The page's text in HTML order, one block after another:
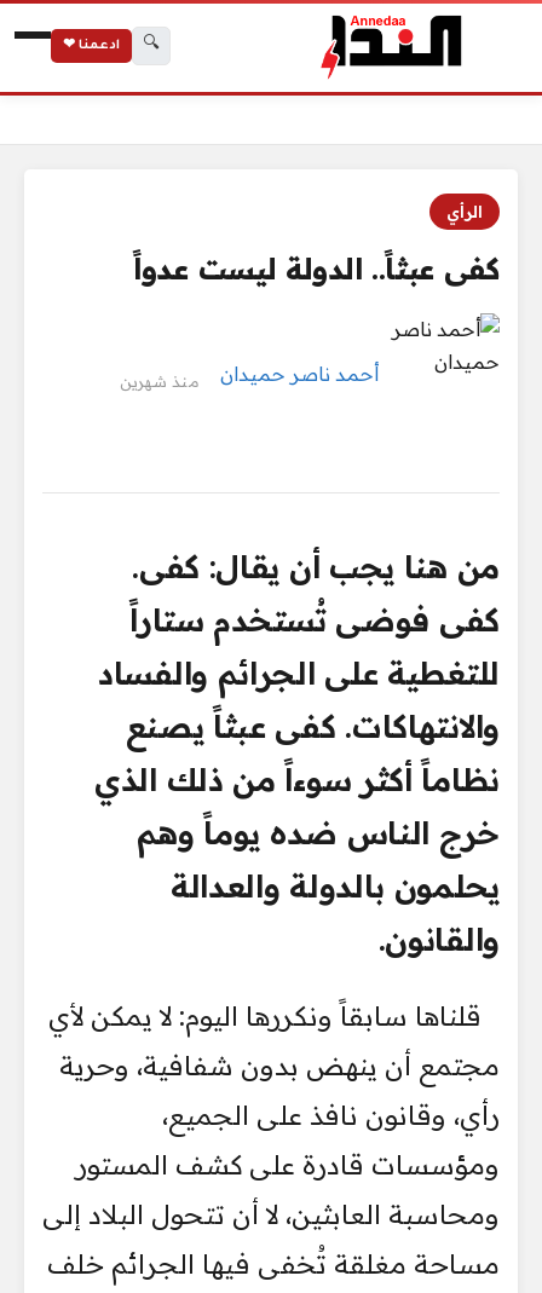
🔍 ادعمنا ❤
الرأي
كفى عبثاً.. الدولة ليست عدواً
أحمد ناصر حميدان منذ شهرين
من هنا يجب أن يقال: كفى.
كفى فوضى تُستخدم ستاراً
للتغطية على الجرائم والفساد
والانتهاكات. كفى عبثاً يصنع
نظاماً أكثر سوءاً من ذلك الذي
خرج الناس ضده يوماً وهم
يحلمون بالدولة والعدالة
والقانون.
قلناها سابقاً ونكررها اليوم: لا يمكن لأي
مجتمع أن ينهض بدون شفافية، وحرية
رأي، وقانون نافذ على الجميع،
ومؤسسات قادرة على كشف المستور
ومحاسبة العابثين، لا أن تتحول البلاد إلى
مساحة مغلقة تُخفى فيها الجرائم خلف